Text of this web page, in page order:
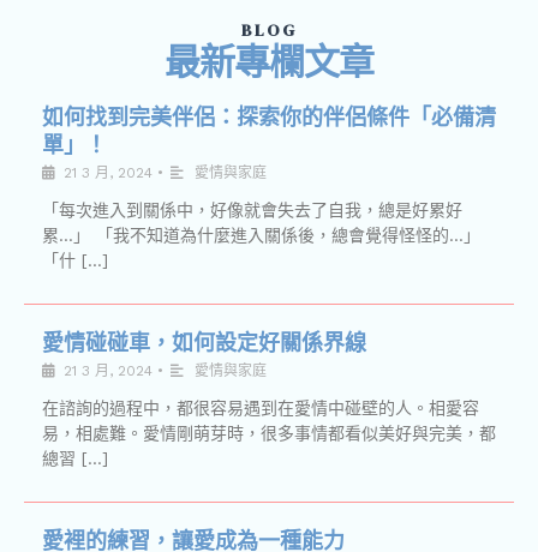
BLOG
最新專欄文章
如何找到完美伴侶：探索你的伴侶條件「必備清
單」！
21 3 月, 2024 • 愛情與家庭
「每次進入到關係中，好像就會失去了自我，總是好累好
累…」 「我不知道為什麼進入關係後，總會覺得怪怪的…」
「什 […]
愛情碰碰車，如何設定好關係界線
21 3 月, 2024 • 愛情與家庭
在諮詢的過程中，都很容易遇到在愛情中碰壁的人。相愛容
易，相處難。愛情剛萌芽時，很多事情都看似美好與完美，都
總習 […]
愛裡的練習，讓愛成為一種能力